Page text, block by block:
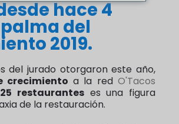
hace 4
del
2019.
del jurado otorgaron este año,
crecimiento a la redO'Tacos
restaurantes es una figura
de la restauración.